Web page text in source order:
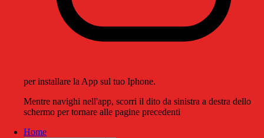
per installare la App sul tuo Iphone.
Mentre navighi nell'app, scorri il dito da sinistra a destra dello
schermo per tornare alle pagine precedenti
Home